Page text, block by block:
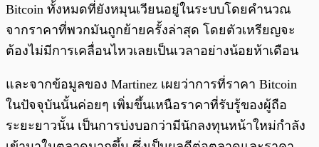
Bitcoin ทั้งหมดที่ยังหมุนเวียนอยู่ในระบบโดยคำนวณ
จากราคาที่พวกมันถูกย้ายครั้งล่าสุด โดยตัวเหรียญจะ
ต้องไม่มีการเคลื่อนไหวเลยเป็นเวลาอย่างน้อยห้าเดือน
และจากข้อมูลของ Martinez เผยว่าการที่ราคา Bitcoin
ในปัจจุบันนั้นค่อยๆ เพิ่มขึ้นเหนือราคาที่รับรู้ของผู้ถือ
ระยะยาวนั้น เป็นการบ่งบอกว่ามีนักลงทุนหน้าใหม่กำลัง